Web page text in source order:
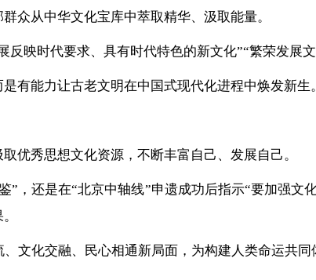
众从中华文化宝库中萃取精华、汲取能量。
映时代要求、具有时代特色的新文化”“繁荣发展
有能力让古老文明在中国式现代化进程中焕发新生
优秀思想文化资源，不断丰富自己、发展自己。
，还是在“北京中轴线”申遗成功后指示“要加强
文化交融、民心相通新局面，为构建人类命运共